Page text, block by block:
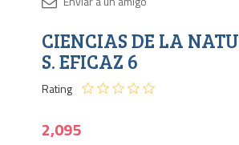
CIENCIAS DE LA
S. EFICAZ 6
Rating
2,095